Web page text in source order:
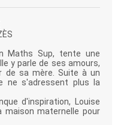
Maths Sup, tente une
y parle de ses amours,
de sa mère. Suite à un
ne s'adressent plus la
d'inspiration, Louise
maison maternelle pour